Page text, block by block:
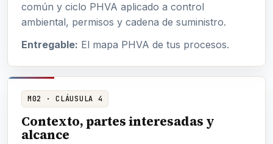
común y ciclo PHVA aplicado a control
ambiental, permisos y cadena de suministro.
Entregable: El mapa PHVA de tus procesos.
M02 · CLÁUSULA 4
Contexto, partes interesadas y
alcance